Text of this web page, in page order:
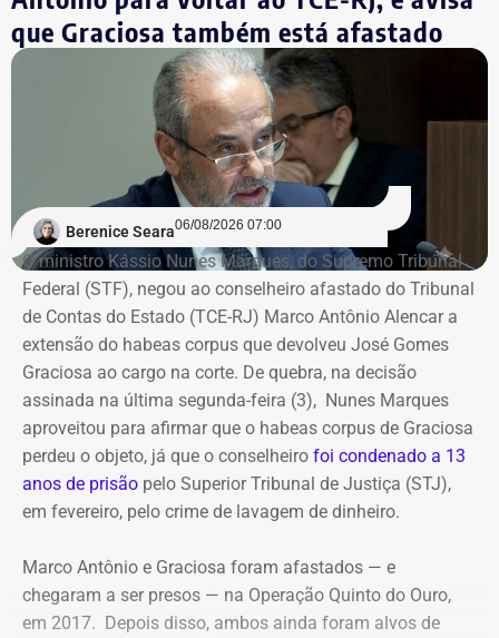
O MPRJ recorreu para aumentar as penas para garantir que,
caso o acordo de colaboração seja rescindido, os condenados
cumpram a punição prevista originalmente. Dessa forma, o
delator terá que cumprir a pena normal, sem os benefícios da
O crime
O crime foi cometido em 14 de março de 2018. Nesse dia,
Marielle participou de um compromisso na Casa das Pretas,
na Lapa, centro da cidade. Quando o encontro terminou, a
vereadora saiu com a assessora Fernanda Chaves, em carro
dirigido pelo motorista Anderson. Quando passavam pelo
bairro do Estácio, na Zona Norte, foram atingidos por treze
disparos. Apenas Fernanda sobreviveu.
Ronnie Lessa e Élcio Queiroz estão presos desde 12 de março
de 2019. Lessa está no Complexo Penitenciário da Papuda,
em Brasília, e Queiroz, na Penitenciária Federal de Brasília.
Com informações da colunista Vera Araújo, do Jornal “O
Globo”.
estão camareira e arrumadeira de hotel, que concentram
15,8% das vagas, seguidas por garçons e garçonetes
(8,78%) e recepcionistas de hotel (8,56%).
Com informações do colunista Ancelmo Gois, do Jornal
que Graciosa também está afastado
Berenice Seara06/08/2026 07:00
O ministro Kássio Nunes Marques, do Supremo Tribunal
Federal (STF), negou ao conselheiro afastado do Tribunal
de Contas do Estado (TCE-RJ) Marco Antônio Alencar a
extensão do habeas corpus que devolveu José Gomes
Graciosa ao cargo na corte. De quebra, na decisão
assinada na última segunda-feira (3), Nunes Marques
aproveitou para afirmar que o habeas corpus de Graciosa
perdeu o objeto, já que o conselheiro foi condenado a 13
anos de prisão pelo Superior Tribunal de Justiça (STJ),
em fevereiro, pelo crime de lavagem de dinheiro.
Marco Antônio e Graciosa foram afastados — e
chegaram a ser presos — na Operação Quinto do Ouro,
em 2017. Depois disso, ambos ainda foram alvos de